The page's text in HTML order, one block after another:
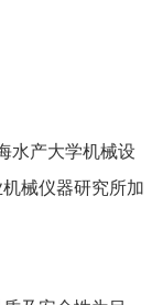
水产大学机械设
械仪器研究所加